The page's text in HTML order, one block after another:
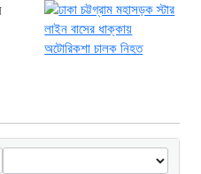
যুবক গ্রেপ্তার